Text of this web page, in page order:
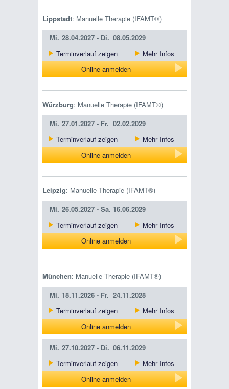
Lippstadt: Manuelle Therapie (IFAMT®)
Mi. 28.04.2027 - Di. 08.05.2029
Terminverlauf zeigen
Mehr Infos
Online anmelden
Würzburg: Manuelle Therapie (IFAMT®)
Mi. 27.01.2027 - Fr. 02.02.2029
Terminverlauf zeigen
Mehr Infos
Online anmelden
Leipzig: Manuelle Therapie (IFAMT®)
Mi. 26.05.2027 - Sa. 16.06.2029
Terminverlauf zeigen
Mehr Infos
Online anmelden
München: Manuelle Therapie (IFAMT®)
Mi. 18.11.2026 - Fr. 24.11.2028
Terminverlauf zeigen
Mehr Infos
Online anmelden
Mi. 27.10.2027 - Di. 06.11.2029
Terminverlauf zeigen
Mehr Infos
Online anmelden